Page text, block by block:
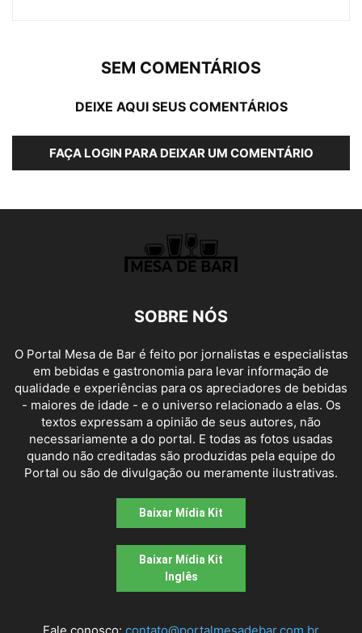
SEM COMENTÁRIOS
DEIXE AQUI SEUS COMENTÁRIOS
FAÇA LOGIN PARA DEIXAR UM COMENTÁRIO
SOBRE NÓS
O Portal Mesa de Bar é feito por jornalistas e especialistas
em bebidas e gastronomia para levar informação de
qualidade e experiências para os apreciadores de bebidas
- maiores de idade - e o universo relacionado a elas. Os
textos expressam a opinião de seus autores, não
necessariamente a do portal. E todas as fotos usadas
quando não creditadas são produzidas pela equipe do
Portal ou são de divulgação ou meramente ilustrativas.
Baixar Mídia Kit
Baixar Mídia Kit
Inglês